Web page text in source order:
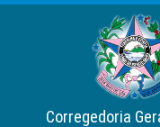
Corregedoria